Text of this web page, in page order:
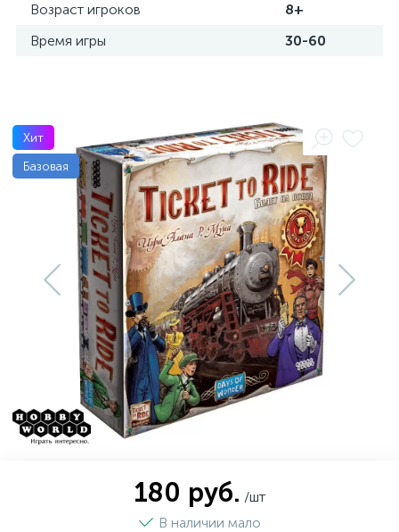
Возраст игроков
8+
Время игры
30-60
Хит
Базовая
180 руб. /шт
В наличии мало